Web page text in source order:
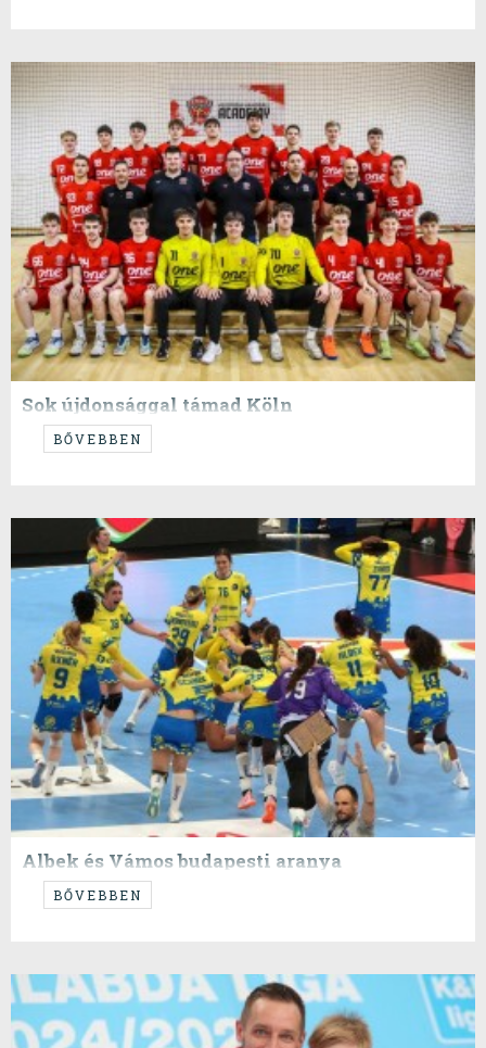
Sok újdonsággal támad Köln
...egy újabb Köln, amin mi nem vagyunk ott...
BŐVEBBEN
Albek és Vámos budapesti aranya
...teljesen megérdemelt...
BŐVEBBEN